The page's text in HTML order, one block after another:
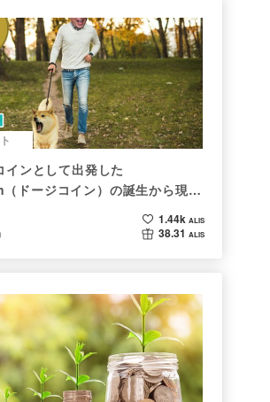
インとして出発した
ドージコイン）の誕生から現在
れる非証券性🐶
1.44k ALIS
38.31 ALIS